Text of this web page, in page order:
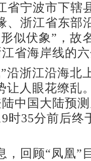
宁波市下辖
、浙江省东部
似伏象”，故
省海岸线的
浙江沿海北
让人眼花缭乱
中国大陆预
时35分前后终
回顾“凤凰”